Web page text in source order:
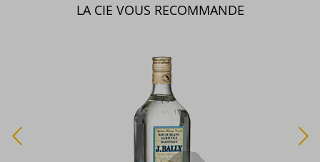
LA CIE VOUS RECOMMANDE